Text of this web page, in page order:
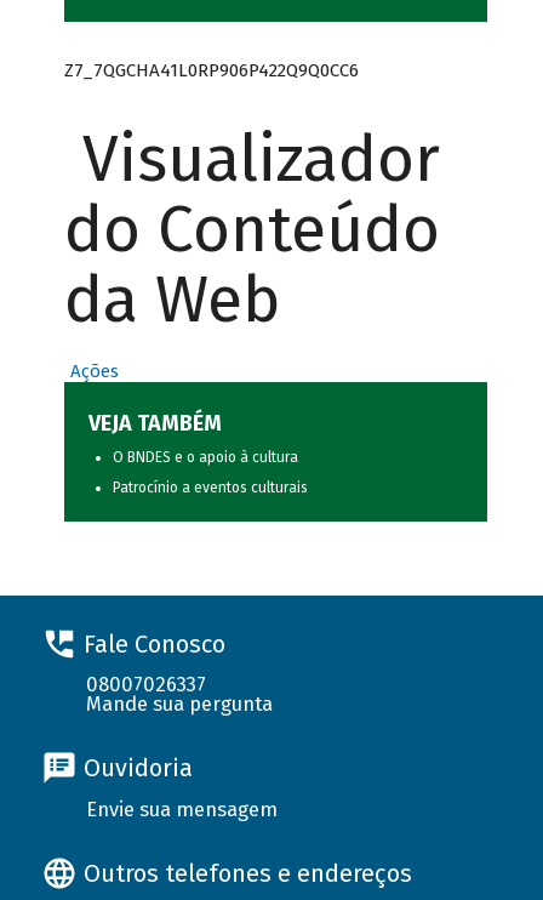
Z7_7QGCHA41L0RP906P422Q9Q0CC6
Visualizador
do Conteúdo
da Web
Ações
VEJA TAMBÉM
O BNDES e o apoio à cultura
Patrocínio a eventos culturais
Fale Conosco
08007026337
Mande sua pergunta
Ouvidoria
Envie sua mensagem
Outros telefones e endereços